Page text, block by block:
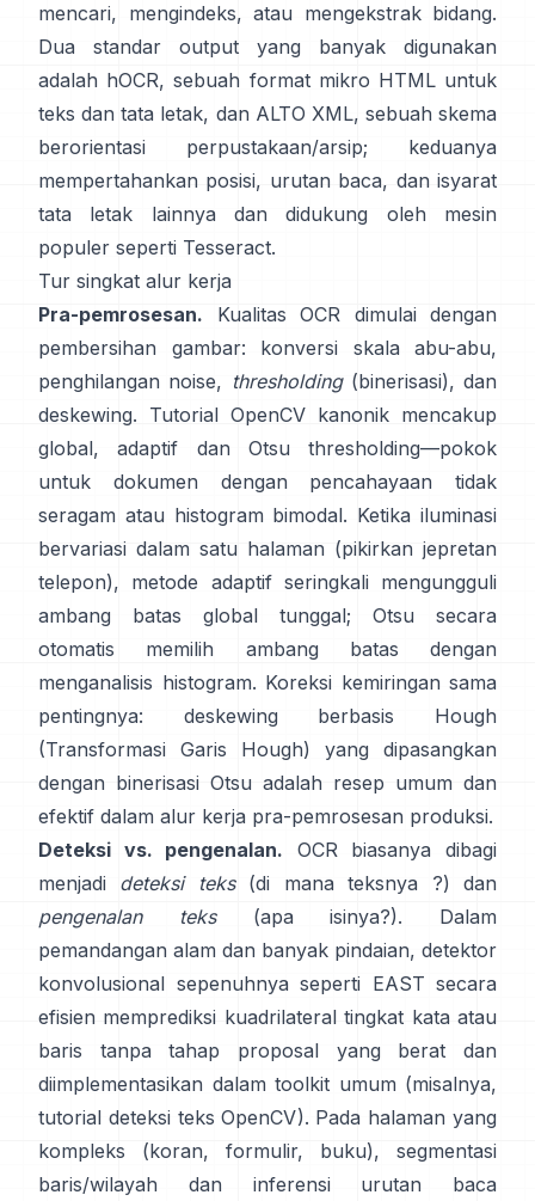
mencari, mengindeks, atau mengekstrak bidang.
Dua standar output yang banyak digunakan
adalah hOCR, sebuah format mikro HTML untuk
teks dan tata letak, dan ALTO XML, sebuah skema
berorientasi perpustakaan/arsip; keduanya
mempertahankan posisi, urutan baca, dan isyarat
tata letak lainnya dan didukung oleh mesin
populer seperti Tesseract.
Tur singkat alur kerja
Pra-pemrosesan. Kualitas OCR dimulai dengan
pembersihan gambar: konversi skala abu-abu,
penghilangan noise, thresholding(binerisasi), dan
deskewing. Tutorial OpenCV kanonik mencakup
global,
adaptif dan Otsu
thresholding—pokok
untuk dokumen dengan pencahayaan tidak
seragam atau histogram bimodal. Ketika iluminasi
bervariasi dalam satu halaman (pikirkan jepretan
telepon), metode adaptif seringkali mengungguli
ambang batas global tunggal; Otsu secara
otomatis memilih ambang batas dengan
menganalisis histogram. Koreksi kemiringan sama
pentingnya: deskewing berbasis Hough
(Transformasi Garis Hough) yang dipasangkan
dengan binerisasi Otsu adalah resep umum dan
efektif dalam alur kerja pra-pemrosesan produksi.
Deteksi vs. pengenalan. OCR biasanya dibagi
menjadi deteksi teks(di mana teksnya ?) dan
pengenalan teks(apa isinya?). Dalam
pemandangan alam dan banyak pindaian, detektor
konvolusional sepenuhnya seperti EAST secara
efisien memprediksi kuadrilateral tingkat kata atau
baris tanpa tahap proposal yang berat dan
diimplementasikan dalam toolkit umum (misalnya,
tutorial deteksi teks OpenCV). Pada halaman yang
kompleks (koran, formulir, buku), segmentasi
baris/wilayah dan inferensi urutan baca